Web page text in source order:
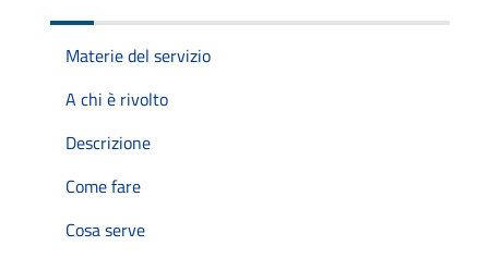
Materie del servizio
A chi è rivolto
Descrizione
Come fare
Cosa serve